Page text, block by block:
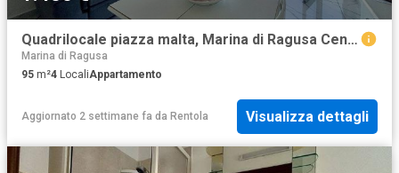
Quadrilocale piazza malta, Marina di Ragusa Centro, Ragusa
Marina di Ragusa
95 m²4 LocaliAppartamento
Aggiornato 2 settimane fa da Rentola Visualizza dettagli